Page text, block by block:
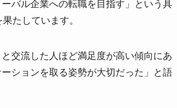
バル企業への転職を目指す」という具
たしています。
交流した人ほど満足度が高い傾向にあ
ションを取る姿勢が大切だった」と語